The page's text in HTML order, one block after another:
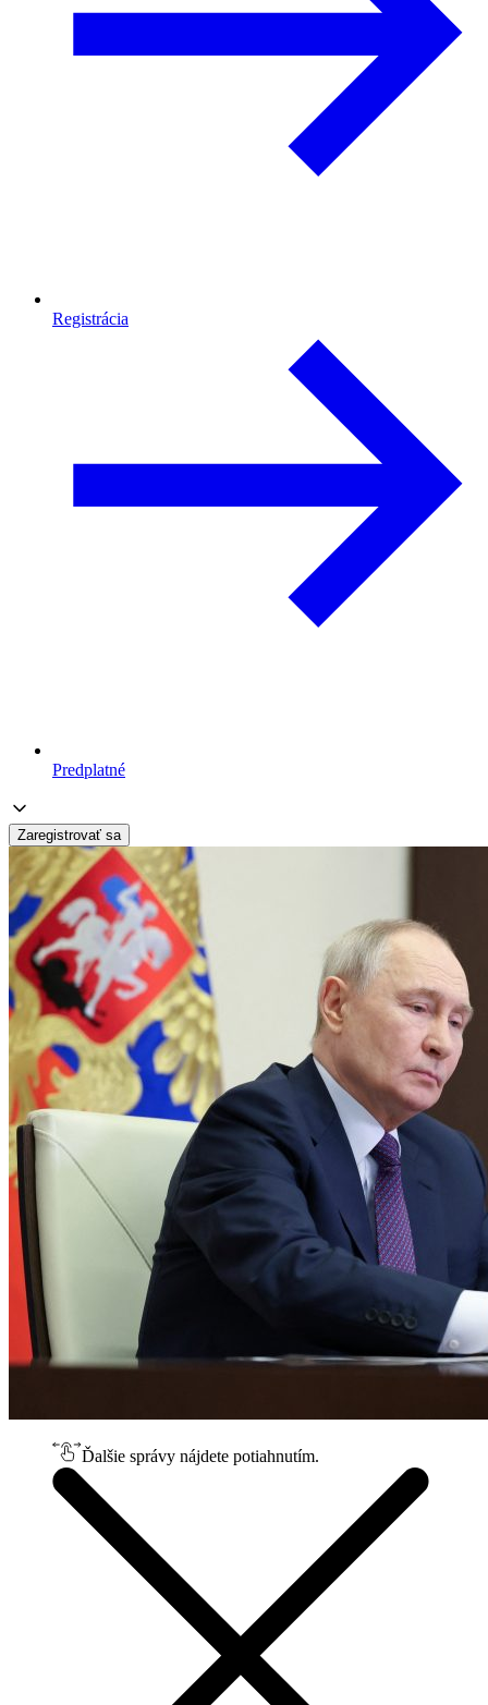
Registrácia
Predplatné
Zaregistrovať sa
Ďalšie správy nájdete potiahnutím.